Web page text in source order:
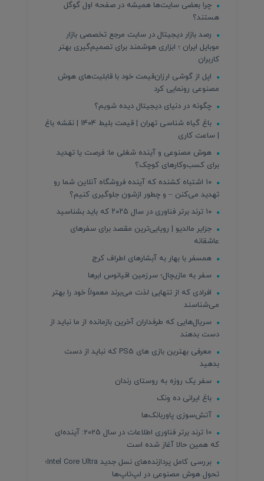
چرا بعضی سایت‌ها همیشه در صفحه اول گوگل
هستند؟
رصد بازار دیجیتال در سایت مرجع تخصصی بازار
موبایل ایران ؛ ابزاری هوشمند برای تصمیم‌گیری بهتر
کاربران
اپل از گوشی ارزان‌قیمت خود با قابلیت‌های هوش
مصنوعی رونمایی کرد
چگونه در دنیای دیجیتال دیده شویم؟
باغ گیاه شناسی تهران | قیمت بلیط ۱۴۰۴ | نقشه باغ
| ساعت کاری
هوش مصنوعی و آینده شغلی ما: فرصت یا تهدید
برای کسب‌وکارهای کوچک؟
۱۰ اشتباه کشنده که آینده فروشگاه آنلاین شما رو
تهدید می‌کنن – و چطور ازشون جلوگیری کنیم؟
جزایر مالدیو | رویایی‌ترین مقصد برای سفرهای
عاشقانه
همسفر با بهار به آبشارهای اطراف کرج
سفر به مازیچال؛ سرزمین اقیانوس ابرها
افرادی که از تنهایی لذت می‌برند معمولاً خود را بهتر
می‌شناسند
سریال‌هایی که طرفداران آخرین بازمانده از ما نباید از
دست بدهند
معرفی بهترین بازی های PS5 که نباید از دست
بدهید
سفر یک روزه به روستای رندان
باغ ایرانی ده ونک
آتش‌سوزی پاوربانک‌ها
10 ترند برتر فناوری اطلاعات در سال 2025: آینده‌ای
که همین حالا آغاز شده است
بررسی کامل پردازنده‌های نسل جدید Intel Core Ultra؛
تحول هوش مصنوعی در لپ‌تاپ‌ها